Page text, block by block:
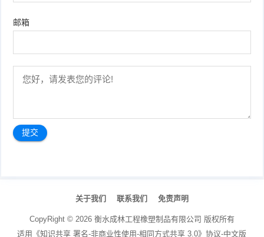
邮箱
关于我们 联系我们 免责声明
CopyRight © 2026 衡水成林工程橡塑制品有限公司 版权所有
适用《知识共享 署名-非商业性使用-相同方式共享 3.0》协议-中文版